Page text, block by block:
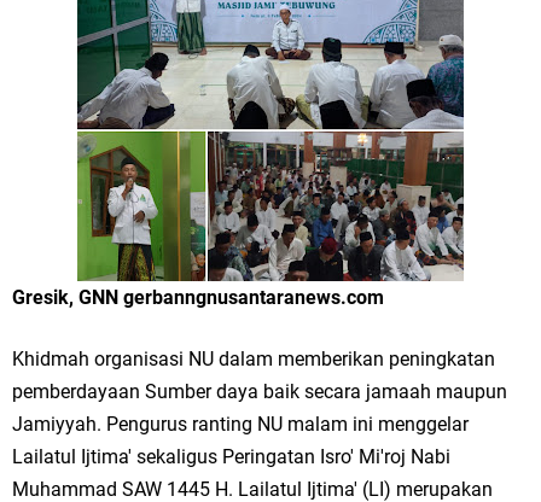
Tumpeng Nasi Krawu Pecahkan Rekor MURI, KWGe Angkat Kuliner
Gresik ke Panggung Dunia
FOZ Jatim, BAZNAS, dan Kemenag Salurkan 22.456 Bingkisan Lebaran
Yatim Serentak di Berbagai Daerah di Jawa Timur
Bupati Gresik Gus Yani Resmikan Kantor Desa Sidoraharjo: Simbol
Komitmen Pelayanan Publik dan Kepedulian Sosial
Optik Merlin Donasikan Rp10,36 Juta, Perkuat Keberlanjutan Program
JKNN
Ruwatan Malam Satu Suro di Dusun Kedungsekar Lor, Tradisi Luhur
Gresik, GNN gerbanngnusantaranews.com
Khidmah organisasi NU dalam memberikan peningkatan
pemberdayaan Sumber daya baik secara jamaah maupun
Jamiyyah. Pengurus ranting NU malam ini menggelar
Lailatul Ijtima' sekaligus Peringatan Isro' Mi'roj Nabi
Muhammad SAW 1445 H. Lailatul Ijtima' (LI) merupakan